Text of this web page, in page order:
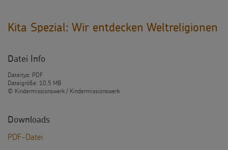
Kita Spezial: Wir entdecken Weltreligionen
Datei Info
Dateityp: PDF
Dateigröße: 10,5 MB
© Kindermissionswerk / Kindermissionswerk
Downloads
PDF-Datei